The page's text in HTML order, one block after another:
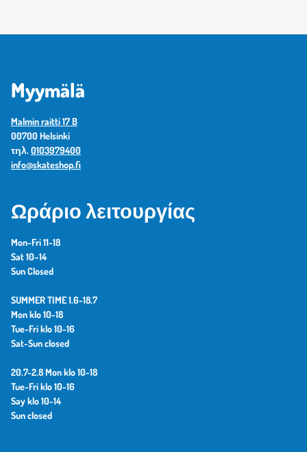
Myymälä
Malmin raitti 17 B
00700 Helsinki
τηλ. 0103979400
info@skateshop.fi
Ωράριο λειτουργίας
Mon-Fri 11-18
Sat 10–14
Sun Closed
SUMMER TIME 1.6-18.7
Mon klo 10-18
Tue-Fri klo 10-16
Sat-Sun closed
20.7-2.8 Mon klo 10-18
Tue-Fri klo 10-16
Say klo 10-14
Sun closed